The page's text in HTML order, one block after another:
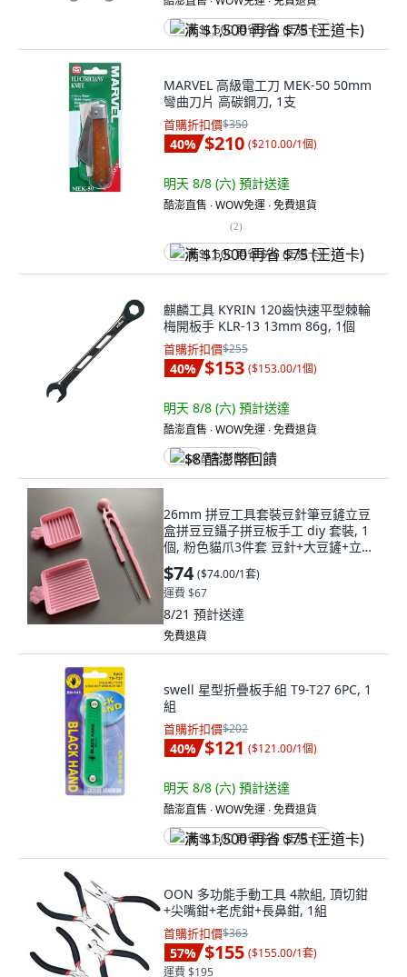
满 $1,500 再省 $75 (王道卡)
MARVEL 高級電工刀 MEK-50 50mm
彎曲刀片 高碳鋼刀, 1支
首購折扣價$350
40% $210 ($210.00/1個)
明天 8/8 (六) 預計送達
酷澎直售 ∙ WOW免運 ∙ 免費退貨
(2)
满 $1,500 再省 $75 (王道卡)
麒麟工具 KYRIN 120齒快速平型棘輪
梅開板手 KLR-13 13mm 86g, 1個
首購折扣價$255
40% $153 ($153.00/1個)
明天 8/8 (六) 預計送達
酷澎直售 ∙ WOW免運 ∙ 免費退貨
$8 酷澎幣回饋
26mm 拼豆工具套裝豆針筆豆鏟立豆
盒拼豆豆鑷子拼豆板手工 diy 套裝, 1
個, 粉色貓爪3件套 豆針+大豆鏟+立豆
盒
$74 ($74.00/1套)
運費 $67
8/21 預計送達
免費退貨
swell 星型折疊板手組 T9-T27 6PC, 1
組
首購折扣價$202
40% $121 ($121.00/1個)
明天 8/8 (六) 預計送達
酷澎直售 ∙ WOW免運 ∙ 免費退貨
满 $1,500 再省 $75 (王道卡)
OON 多功能手動工具 4款組, 頂切鉗
+尖嘴鉗+老虎鉗+長鼻鉗, 1組
首購折扣價$363
57% $155 ($155.00/1套)
運費 $195